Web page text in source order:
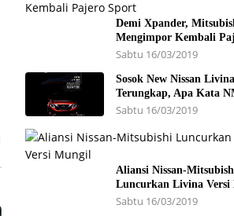
Demi Xpander,
Mengimpor Kembali
Sabtu 16/03/2019
Sosok New Nissan Livina
Terungkap, Apa Kata
Sabtu 16/03/2019
Aliansi Nissan-
Luncurkan Livina Versi
Sabtu 16/03/2019